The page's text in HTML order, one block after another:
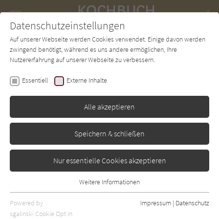
SUCHE Forum Charts Newsletter
Rezensionen von
Datenschutzeinstellungen
Auf unserer Webseite werden Cookies verwendet. Einige davon werden
zwingend benötigt, während es uns andere ermöglichen, Ihre
Nutzererfahrung auf unserer Webseite zu verbessern.
Essentiell Externe Inhalte
Alle akzeptieren
Speichern & schließen
Nur essentielle Cookies akzeptieren
Essentielle Cookies werden für grundlegende Funktionen der
Webseite benötigt. Dadurch ist gewährleistet, dass die Webseite
Weitere Informationen
Powered by
sgalinski Cookie Opt In
Impressum | Datenschutz